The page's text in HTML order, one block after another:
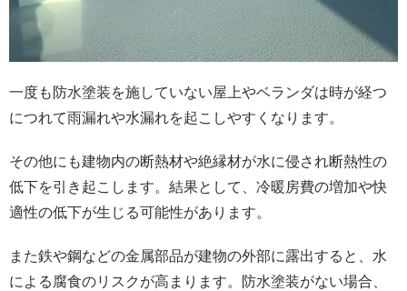
一度も防水塗装を施していない屋上やベランダは時が経つ
につれて雨漏れや水漏れを起こしやすくなります。
その他にも建物内の断熱材や絶縁材が水に侵され断熱性の
低下を引き起こします。結果として、冷暖房費の増加や快
適性の低下が生じる可能性があります。
また鉄や鋼などの金属部品が建物の外部に露出すると、水
による腐食のリスクが高まります。防水塗装がない場合、